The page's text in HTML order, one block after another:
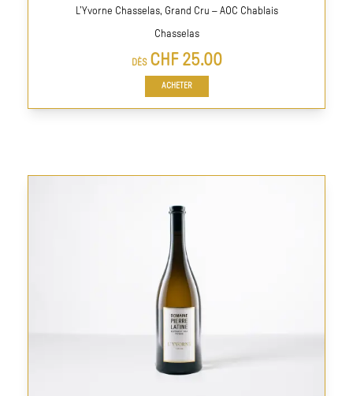
L’Yvorne Chasselas, Grand Cru – AOC Chablais
Chasselas
DÈS CHF25.00
ACHETER